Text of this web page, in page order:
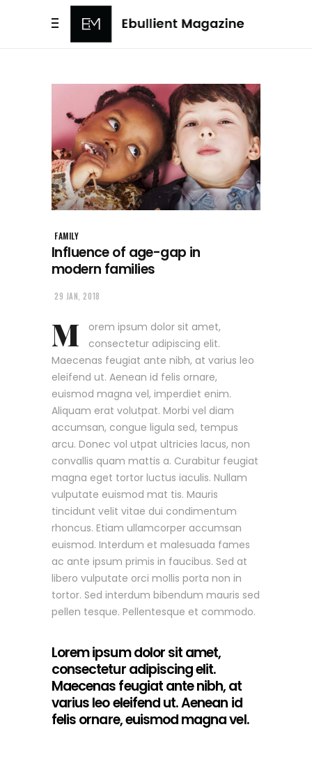
FAMILY
Influence of age-gap in
modern families
29 JAN, 2018
M
orem ipsum dolor sit amet,
consectetur adipiscing elit.
Maecenas feugiat ante nibh, at varius leo
eleifend ut. Aenean id felis ornare,
euismod magna vel, imperdiet enim.
Aliquam erat volutpat. Morbi vel diam
accumsan, congue ligula sed, tempus
arcu. Donec vol utpat ultricies lacus, non
convallis quam mattis a. Curabitur feugiat
magna eget tortor luctus iaculis. Nullam
vulputate euismod mat tis. Mauris
tincidunt velit vitae dui condimentum
rhoncus. Etiam ullamcorper accumsan
euismod. Interdum et malesuada fames
ac ante ipsum primis in faucibus. Sed at
libero vulputate orci mollis porta non in
tortor. Sed interdum bibendum mauris sed
pellen tesque. Pellentesque et commodo.
Lorem ipsum dolor sit amet,
consectetur adipiscing elit.
Maecenas feugiat ante nibh, at
varius leo eleifend ut. Aenean id
felis ornare, euismod magna vel.